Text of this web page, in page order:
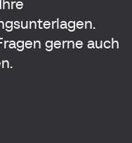
gerne auch